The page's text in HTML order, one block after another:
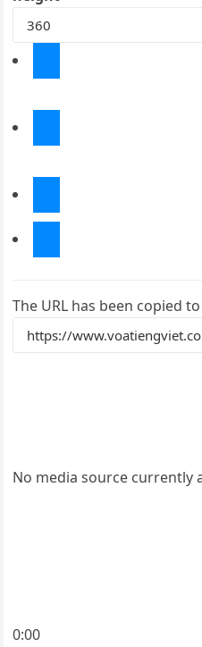
The URL has been copied
No media source currently
0:00